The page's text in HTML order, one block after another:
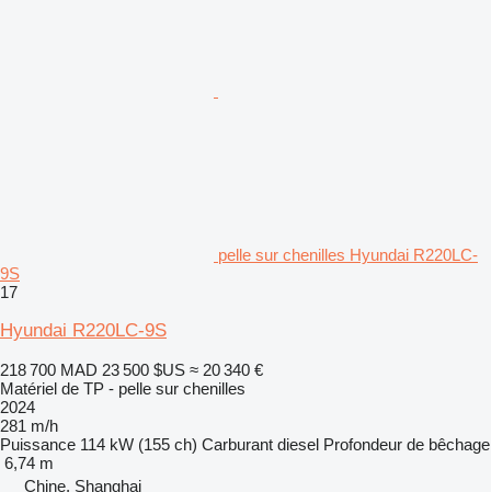
pelle sur chenilles Hyundai R220LC-
9S
17
Hyundai R220LC-9S
218 700 MAD 23 500 $US ≈ 20 340 €
Matériel de TP - pelle sur chenilles
2024
281 m/h
Puissance 114 kW (155 ch) Carburant diesel Profondeur de bêchage
6,74 m
Chine, Shanghai